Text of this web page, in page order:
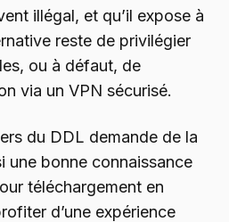
illégal, et qu’il expose à
reste de privilégier
ou à défaut, de
via un VPN sécurisé.
du DDL demande de la
une bonne connaissance
téléchargement en
d’une expérience